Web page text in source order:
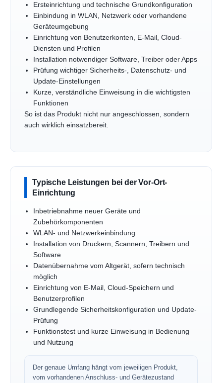
Ersteinrichtung und technische Grundkonfiguration
Einbindung in WLAN, Netzwerk oder vorhandene
Geräteumgebung
Einrichtung von Benutzerkonten, E-Mail, Cloud-
Diensten und Profilen
Installation notwendiger Software, Treiber oder Apps
Prüfung wichtiger Sicherheits-, Datenschutz- und
Update-Einstellungen
Kurze, verständliche Einweisung in die wichtigsten
Funktionen
So ist das Produkt nicht nur angeschlossen, sondern
auch wirklich einsatzbereit.
Typische Leistungen bei der Vor-Ort-
Einrichtung
Inbetriebnahme neuer Geräte und
Zubehörkomponenten
WLAN- und Netzwerkeinbindung
Installation von Druckern, Scannern, Treibern und
Software
Datenübernahme vom Altgerät, sofern technisch
möglich
Einrichtung von E-Mail, Cloud-Speichern und
Benutzerprofilen
Grundlegende Sicherheitskonfiguration und Update-
Prüfung
Funktionstest und kurze Einweisung in Bedienung
und Nutzung
Der genaue Umfang hängt vom jeweiligen Produkt,
vom vorhandenen Anschluss- und Gerätezustand